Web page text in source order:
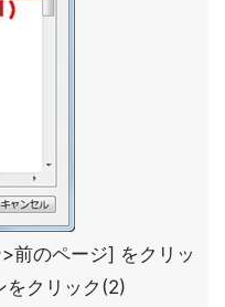
前のページ] をクリッ
をクリック(2)